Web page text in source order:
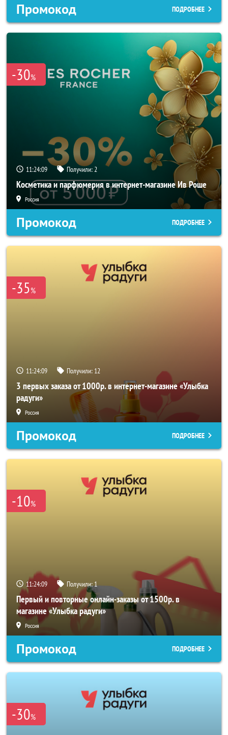
Промокод ПОДРОБНЕЕ
-30%
11:24:06 Получили:2
Косметика и парфюмерия в интернет-магазине Ив Роше
Россия
Промокод ПОДРОБНЕЕ
-35%
11:24:06 Получили: 12
3 первых заказа от 1000р. в интернет-магазине «Улыбка
радуги»
Россия
Промокод ПОДРОБНЕЕ
-10%
11:24:06 Получили:1
Первый и повторные онлайн-заказы от 1500р. в
магазине «Улыбка радуги»
Россия
Промокод ПОДРОБНЕЕ
-30%